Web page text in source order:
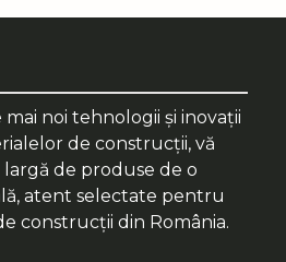
noi tehnologii și inovații
de construcții, vă
de produse de o
atent selectate pentru
construcții din România.